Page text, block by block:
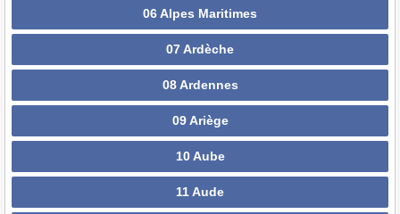
06 Alpes Maritimes
07 Ardèche
08 Ardennes
09 Ariège
10 Aube
11 Aude